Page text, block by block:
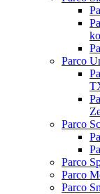
Parco
Parco
Parco
Parco
Parco